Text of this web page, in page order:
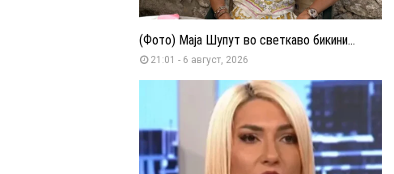
(Фото) Маја Шупут во светкаво бикини...
21:01 - 6 август, 2026